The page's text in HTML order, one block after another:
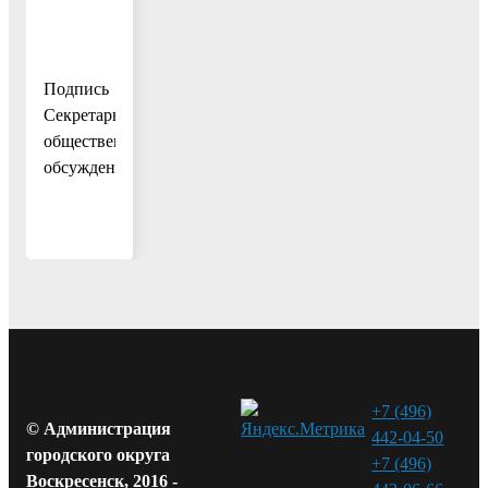
Подпись
Секретарь
общественных
обсуждений
© Администрация
городского округа
Воскресенск, 2016 -
+7 (496)
442-04-50
+7 (496)